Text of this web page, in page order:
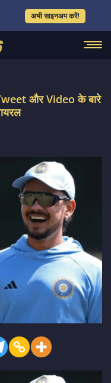
अभी साइनअप करें!
और Video के बारे